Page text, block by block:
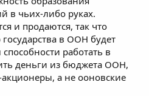
в чьих-либо руках.
и продаются, так что
в ООН будет
работать в
деньги из бюджета ООН,
акционеры, а не ооновские